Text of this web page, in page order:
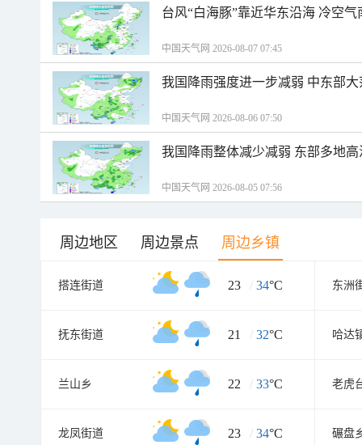
台风“白海豚”靠近华东沿海 冷空
中国天气网 2026-08-07 07:45
我国降雨强度进一步减弱 中东部
中国天气网 2026-08-06 07:50
我国降雨整体减少减弱 东部多地
中国天气网 2026-08-05 07:56
周边地区 周边景点 周边乡镇
搭连街道 23 / 34°C 东洲
抚东街道 21 / 32°C 哈达
兰山乡 22 / 33°C 老虎
龙凤街道 23 / 34°C 碾盘